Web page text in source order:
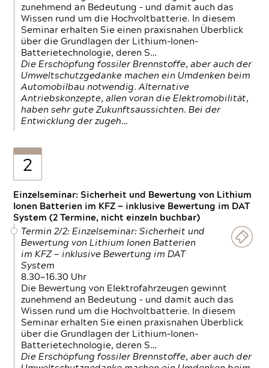
zunehmend an Bedeutung – und damit auch das
Wissen rund um die Hochvoltbatterie. In diesem
Seminar erhalten Sie einen praxisnahen Überblick
über die Grundlagen der Lithium-Ionen-
Batterietechnologie, deren S…
Die Erschöpfung fossiler Brennstoffe, aber auch der
Umweltschutzgedanke machen ein Umdenken beim
Automobilbau notwendig. Alternative
Antriebskonzepte, allen voran die Elektromobilität,
haben sehr gute Zukunftsaussichten. Bei der
Entwicklung der zugeh…
2
Einzelseminar: Sicherheit und Bewertung von Lithium
Ionen Batterien im KFZ — inklusive Bewertung im DAT
System (2 Termine, nicht einzeln buchbar)
Termin 2/2: Einzelseminar: Sicherheit und
Bewertung von Lithium Ionen Batterien
im KFZ — inklusive Bewertung im DAT
System
8.30—16.30 Uhr
Die Bewertung von Elektrofahrzeugen gewinnt
zunehmend an Bedeutung – und damit auch das
Wissen rund um die Hochvoltbatterie. In diesem
Seminar erhalten Sie einen praxisnahen Überblick
über die Grundlagen der Lithium-Ionen-
Batterietechnologie, deren S…
Die Erschöpfung fossiler Brennstoffe, aber auch der